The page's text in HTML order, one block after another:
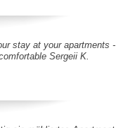
stay at your apartments -
Sergeii K.